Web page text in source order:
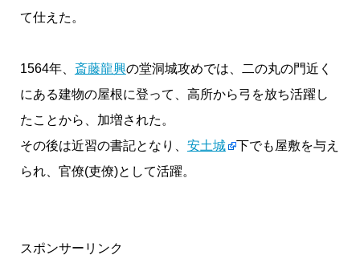
て仕えた。
1564年、 斎藤龍興の堂洞城攻めでは、二の丸の門近く
にある建物の屋根に登って、高所から弓を放ち活躍し
たことから、加増された。
その後は近習の書記となり、 安土城
下でも屋敷を与え
られ、官僚(吏僚)として活躍。
スポンサーリンク